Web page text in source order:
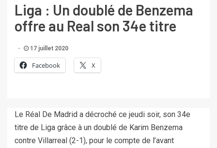
Liga : Un doublé de Benzema
offre au Real son 34e titre
17 juillet 2020
Facebook X
Le Réal De Madrid a décroché ce jeudi soir, son 34e
titre de Liga grâce à un doublé de Karim Benzema
contre Villarreal (2-1), pour le compte de l’avant